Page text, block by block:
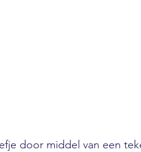
door middel van een